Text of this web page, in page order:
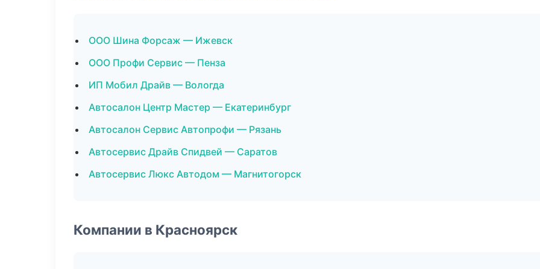
ООО Шина Форсаж — Ижевск
ООО Профи Сервис — Пенза
ИП Мобил Драйв — Вологда
Автосалон Центр Мастер — Екатеринбург
Автосалон Сервис Автопрофи — Рязань
Автосервис Драйв Спидвей — Саратов
Автосервис Люкс Автодом — Магнитогорск
Компании в Красноярск